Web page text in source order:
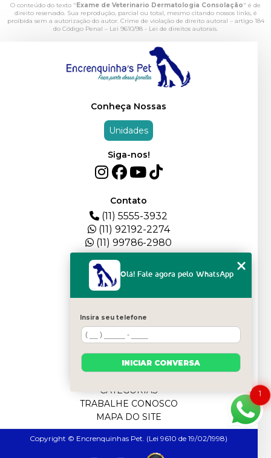
O conteúdo do texto "Exame de Veterinario Dermatologia Consolação" é de
direito reservado. Sua reprodução, parcial ou total, mesmo citando nossos links, é
proibida sem a autorização do autor. Crime de violação de direito autoral – artigo 184
do Código Penal – Lei 9610/98 - Lei de direitos autorais.
Conheça Nossas
Unidades
Siga-nos!
Contato
(11) 5555-3932
(11) 92192-2274
(11) 99786-2980
QUEM SOMOS
BLOG
FILHOTES
CATEGORIAS
TRABALHE CONOSCO
MAPA DO SITE
Copyright © Encrenquinhas Pet. (Lei 9610 de 19/02/1998)
1
Olá! Fale agora pelo WhatsApp
Insira seu telefone
INICIAR CONVERSA